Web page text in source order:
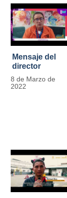
Mensaje del
director
Carlos Marín |
Día
8 de Marzo de
2022